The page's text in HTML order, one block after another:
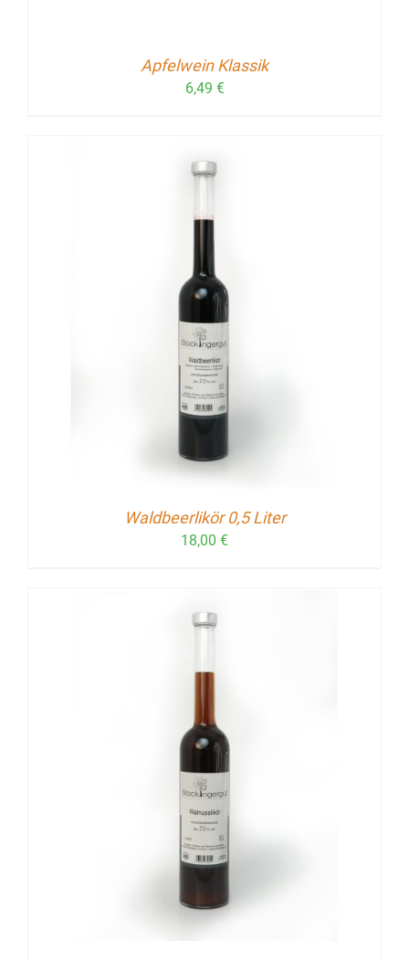
Apfelwein Klassik
6,49 €
Waldbeerlikör 0,5 Liter
18,00 €